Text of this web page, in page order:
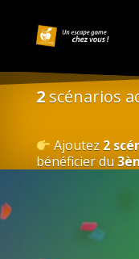
2scénarios
Ajoutez 2
bénéficier du